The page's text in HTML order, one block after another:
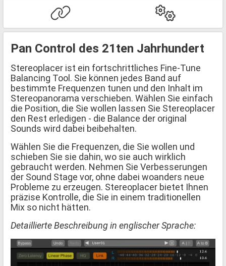
Pan Control des 21ten Jahrhundert
Stereoplacer ist ein fortschrittliches Fine-Tune
Balancing Tool. Sie können jedes Band auf
bestimmte Frequenzen tunen und den Inhalt im
Stereopanorama verschieben. Wählen Sie einfach
die Position, die Sie wollen lassen Sie Stereoplacer
den Rest erledigen - die Balance der original
Sounds wird dabei beibehalten.
Wählen Sie die Frequenzen, die Sie wollen und
schieben Sie sie dahin, wo sie auch wirklich
gebraucht werden. Nehmen Sie Verbesserungen
der Sound Stage vor, ohne dabei woanders neue
Probleme zu erzeugen. Stereoplacer bietet Ihnen
präzise Kontrolle, die Sie in einem traditionellen
Mix so nicht hätten.
Detaillierte Beschreibung in englischer Sprache: